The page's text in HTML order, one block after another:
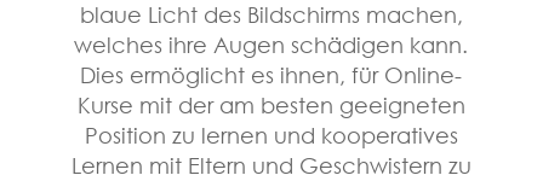
blaue Licht des Bildschirms machen,
welches ihre Augen schädigen kann.
Dies ermöglicht es ihnen, für Online-
Kurse mit der am besten geeigneten
Position zu lernen und kooperatives
Lernen mit Eltern und Geschwistern zu